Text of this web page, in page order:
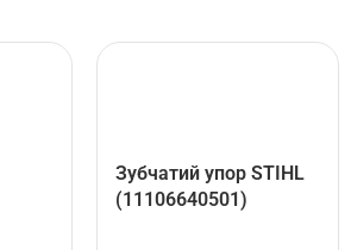
Зубчатий упор STIHL
(11106640501)